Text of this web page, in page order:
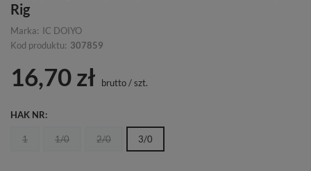
Rig
Marka: IC DOIYO
Kod produktu: 307859
16,70 zł brutto/szt.
HAK NR
1 1/0 2/0 3/0